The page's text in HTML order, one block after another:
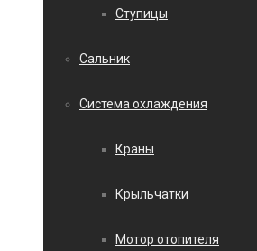
Ступицы
Сальник
Система охлаждения
Краны
Крыльчатки
Мотор отопителя